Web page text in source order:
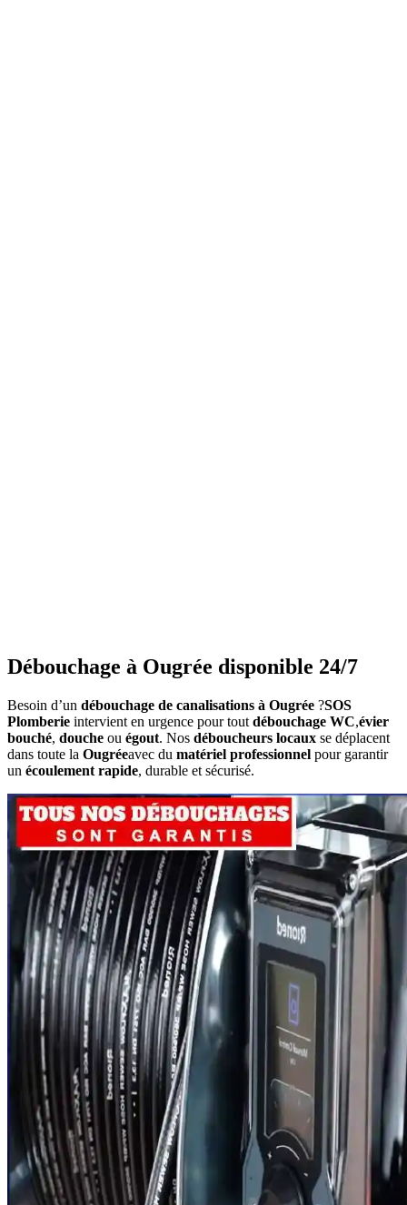
Débouchage à Ougrée disponible 24/7
Besoin d’un débouchage de canalisations à Ougrée ?SOS
Plomberie intervient en urgence pour tout débouchage WC,évier
bouché, douche ou égout. Nos déboucheurs locaux se déplacent
dans toute la Ougréeavec du matériel professionnel pour garantir
un écoulement rapide, durable et sécurisé.